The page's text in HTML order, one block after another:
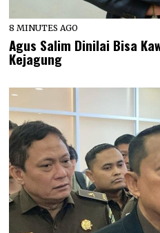
8 MINUTES AGO
Agus Salim Dinilai Bisa
Kejagung